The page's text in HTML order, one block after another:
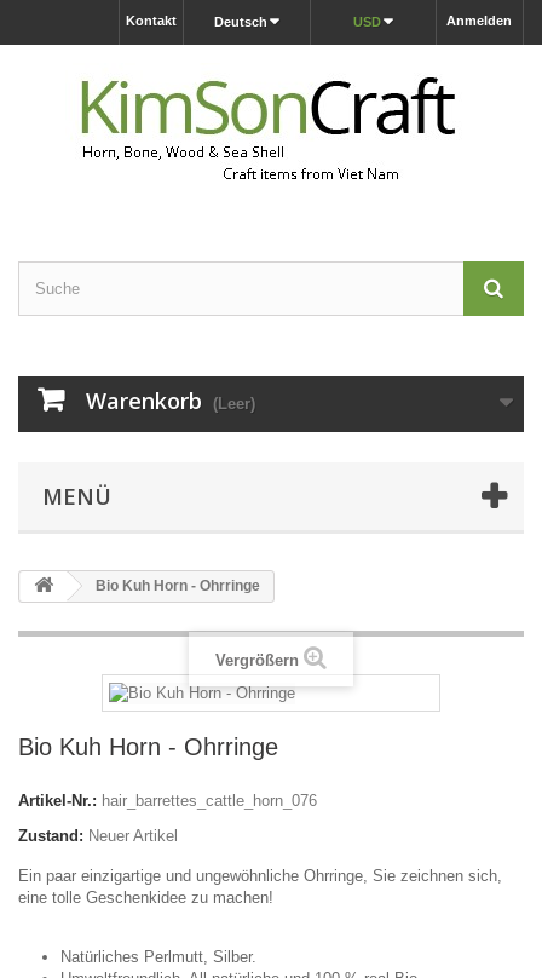
Anmelden
USD
Deutsch
Kontakt
Warenkorb (Leer)
MENÜ
Bio Kuh Horn - Ohrringe
Vergrößern
Bio Kuh Horn - Ohrringe
Artikel-Nr.: hair_barrettes_cattle_horn_076
Zustand: Neuer Artikel
Ein paar einzigartige und ungewöhnliche Ohrringe, Sie zeichnen sich,
eine tolle Geschenkidee zu machen!
Natürliches Perlmutt, Silber.